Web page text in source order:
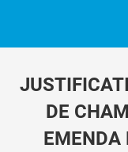
DE
EMENDA